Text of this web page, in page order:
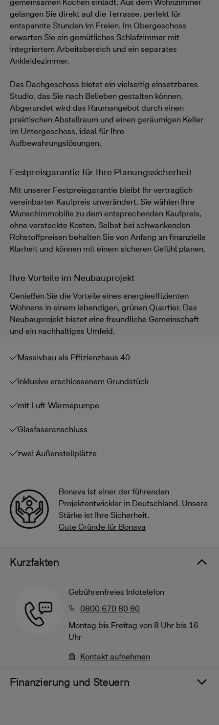
gemeinsamen Kochen einlädt. Aus dem Wohnzimmer
gelangen Sie direkt auf die Terrasse, perfekt für
entspannte Stunden im Freien. Im Obergeschoss
erwarten Sie ein gemütliches Schlafzimmer mit
integriertem Arbeitsbereich und ein separates
Ankleidezimmer.
Das Dachgeschoss bietet ein vielseitig einsetzbares
Studio, das Sie nach Belieben gestalten können.
Abgerundet wird das Raumangebot durch einen
praktischen Abstellraum und einen geräumigen Keller
im Untergeschoss, ideal für Ihre
Aufbewahrungslösungen.
Festpreisgarantie für Ihre Planungssicherheit
Mit unserer Festpreisgarantie bleibt Ihr vertraglich
vereinbarter Kaufpreis unverändert. Sie wählen Ihre
Wunschimmobilie zu dem entsprechenden Kaufpreis,
ohne versteckte Kosten. Selbst bei schwankenden
Rohstoffpreisen behalten Sie von Anfang an finanzielle
Klarheit und können mit einem sicheren Gefühl planen.
Ihre Vorteile im Neubauprojekt
Genießen Sie die Vorteile eines energieeffizienten
Wohnens in einem lebendigen, grünen Quartier. Das
Neubauprojekt bietet eine freundliche Gemeinschaft
und ein nachhaltiges Umfeld.
Massivbau als Effizienzhaus 40
inklusive erschlossenem Grundstück
mit Luft-Wärmepumpe
Glasfaseranschluss
zwei Außenstellplätze
Bonava ist einer der führenden
Projektentwickler in Deutschland. Unsere
Stärke ist Ihre Sicherheit.
Gute Gründe für Bonava
Kurzfakten
Gebührenfreies Infotelefon
0800 670 80 80
Montag bis Freitag von 8 Uhr bis 16
Uhr
Kontakt aufnehmen
Finanzierung und Steuern